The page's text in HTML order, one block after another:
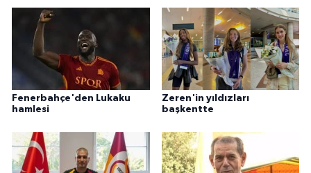
Fenerbahçe'den Lukaku
hamlesi
Zeren'in yıldızları
başkentte